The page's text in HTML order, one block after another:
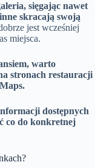
sięgając nawet
skracają swoją
jest wcześniej
miejsca.
warto
stronach restauracji
dostępnych
co do konkretnej